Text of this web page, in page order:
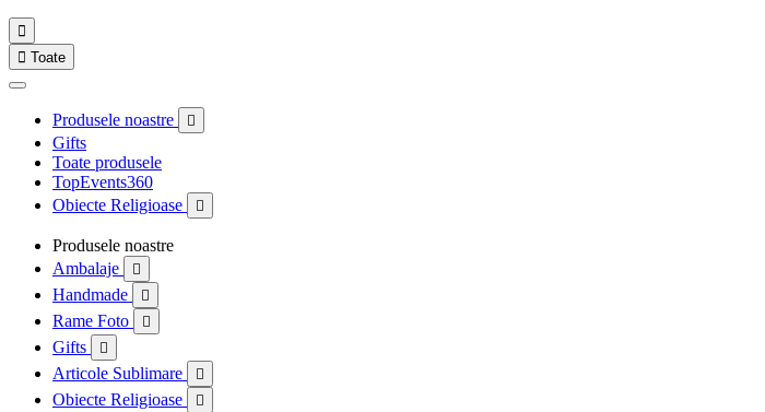

 Toate
Produsele noastre 
Gifts
Toate produsele
TopEvents360
Obiecte Religioase

Produsele noastre
Ambalaje

Handmade 
Rame Foto 
Gifts 
Articole Sublimare 
Obiecte Religioase 